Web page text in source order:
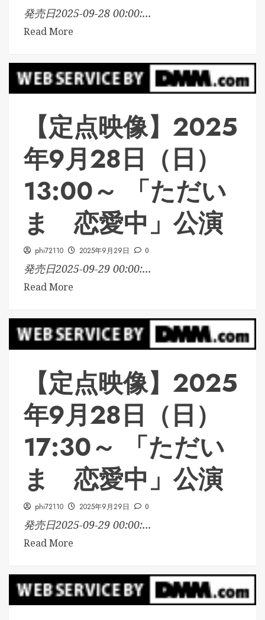
発売日2025-09-28 00:00:...
Read More
【定点映像】2025
年9月28日（日）
13:00～ 「ただい
ま 恋愛中」公演
phi72110 2025年9月29日 0
発売日2025-09-29 00:00:...
Read More
【定点映像】2025
年9月28日（日）
17:30～ 「ただい
ま 恋愛中」公演
phi72110 2025年9月29日 0
発売日2025-09-29 00:00:...
Read More